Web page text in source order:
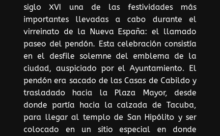
siglo XVI una de las festividades más
importantes llevadas a cabo durante el
virreinato de la Nueva España: el llamado
paseo del pendón. Esta celebración consistía
en el desfile solemne del emblema de la
ciudad, auspiciado por el Ayuntamiento. El
pendón era sacado de las Casas de Cabildo y
trasladado hacia la Plaza Mayor, desde
donde partía hacia la calzada de Tacuba,
para llegar al templo de San Hipólito y ser
colocado en un sitio especial en donde